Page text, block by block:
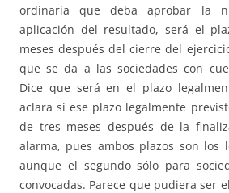
ordinaria que deba aprobar la
aplicación del resultado, será el
meses después del cierre del
que se da a las sociedades con
Dice que será en el plazo
aclara si ese plazo legalmente
de tres meses después de la
alarma, pues ambos plazos son los
aunque el segundo sólo para
convocadas. Parece que pudiera ser